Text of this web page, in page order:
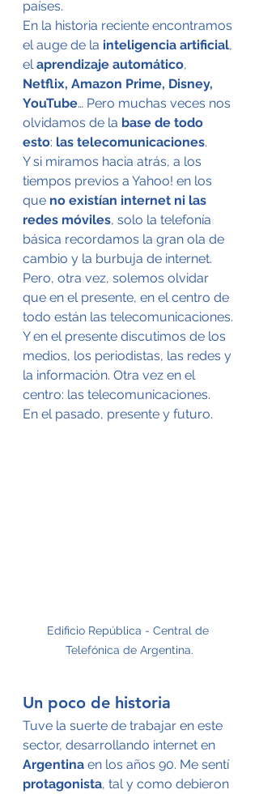
países.
En la historia reciente encontramos
el auge de la inteligencia artificial,
el aprendizaje automático,
Netflix, Amazon Prime, Disney,
YouTube… Pero muchas veces nos
olvidamos de la base de todo
esto: las telecomunicaciones.
Y si miramos hacia atrás, a los
tiempos previos a Yahoo! en los
que no existían internet ni las
redes móviles, solo la telefonía
básica recordamos la gran ola de
cambio y la burbuja de internet.
Pero, otra vez, solemos olvidar
que en el presente, en el centro de
todo están las telecomunicaciones.
Y en el presente discutimos de los
medios, los periodistas, las redes y
la información. Otra vez en el
centro: las telecomunicaciones.
En el pasado, presente y futuro.
Edificio República - Central de
Telefónica de Argentina.
Un poco de historia
Tuve la suerte de trabajar en este
sector, desarrollando internet en
Argentina en los años 90. Me sentí
protagonista, tal y como debieron